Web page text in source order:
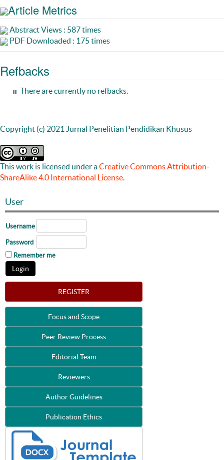
Article Metrics
Abstract Views : 587 times
PDF Downloaded : 175 times
Refbacks
There are currently no refbacks.
Copyright (c) 2021 Jurnal Penelitian Pendidikan Khusus
This work is licensed under aCreative Commons Attribution-
ShareAlike 4.0 International License.
User
Username
Password
Remember me
REGISTER
Focus and Scope
Peer Review Process
Editorial Team
Reviewers
Author Guidelines
Publication Ethics